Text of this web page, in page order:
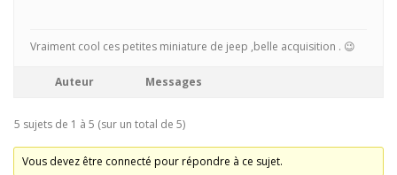
Vraiment cool ces petites miniature de jeep ,belle acquisition . 😉
Auteur Messages
5 sujets de 1 à 5 (sur un total de 5)
Vous devez être connecté pour répondre à ce sujet.